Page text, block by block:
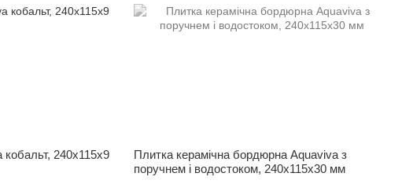
240х115х9
Плитка керамічна бордюрна Aquaviva з
поручнем і водостоком, 240х115х30 мм